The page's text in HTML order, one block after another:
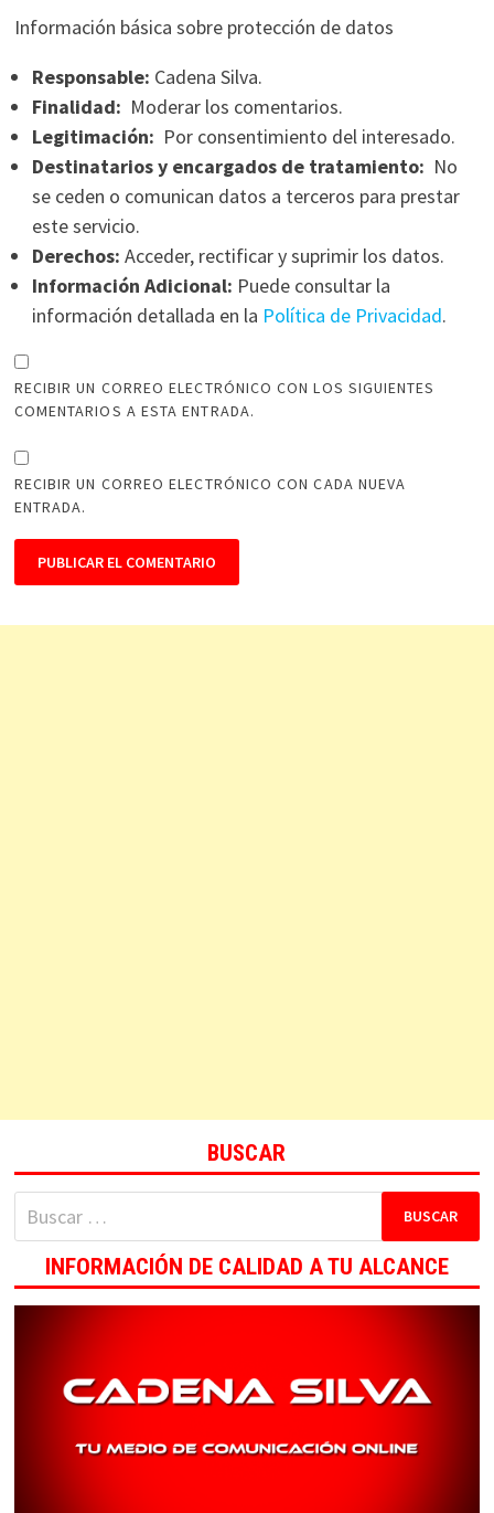
Información básica sobre protección de datos
Responsable: Cadena Silva.
Finalidad: Moderar los comentarios.
Legitimación: Por consentimiento del interesado.
Destinatarios y encargados de tratamiento: No
se ceden o comunican datos a terceros para prestar
este servicio.
Derechos: Acceder, rectificar y suprimir los datos.
Información Adicional: Puede consultar la
información detallada en la Política de Privacidad.
RECIBIR UN CORREO ELECTRÓNICO CON LOS SIGUIENTES
COMENTARIOS A ESTA ENTRADA.
RECIBIR UN CORREO ELECTRÓNICO CON CADA NUEVA
ENTRADA.
BUSCAR
Buscar:
INFORMACIÓN DE CALIDAD A TU ALCANCE